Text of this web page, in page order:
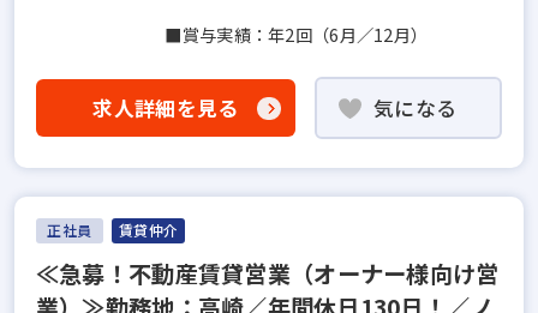
■賞与実績：年2回（6月／12月）
求人詳細を見る 気になる
正社員 賃貸仲介
≪急募！不動産賃貸営業（オーナー様向け営